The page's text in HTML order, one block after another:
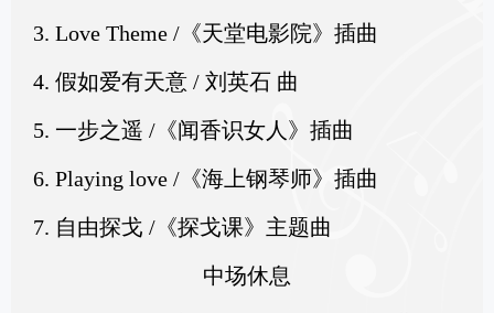
3. Love Theme /《天堂电影院》插曲
4. 假如爱有天意 / 刘英石 曲
5. 一步之遥 /《闻香识女人》插曲
6. Playing love /《海上钢琴师》插曲
7. 自由探戈 /《探戈课》主题曲
中场休息